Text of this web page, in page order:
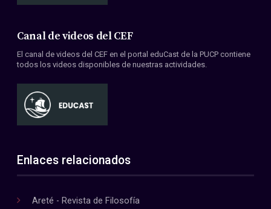
Canal de videos del CEF
El canal de videos del CEF en el portal eduCast de la PUCP contiene
todos los videos disponibles de nuestras actividades.
Enlaces relacionados
Areté - Revista de Filosofía